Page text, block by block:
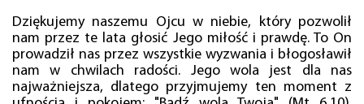
Dziękujemy naszemu Ojcu w niebie, który pozwolił
nam przez te lata głosić Jego miłość i prawdę. To On
prowadził nas przez wszystkie wyzwania i błogosławił
nam w chwilach radości. Jego wola jest dla nas
najważniejsza, dlatego przyjmujemy ten moment z